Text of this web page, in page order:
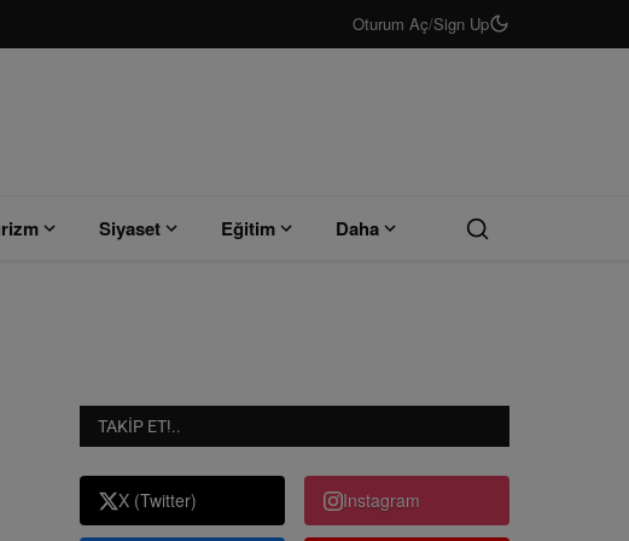
Oturum Aç/Sign Up
Siyaset Eğitim Daha
TAKIP ET!..
X (Twitter) Instagram